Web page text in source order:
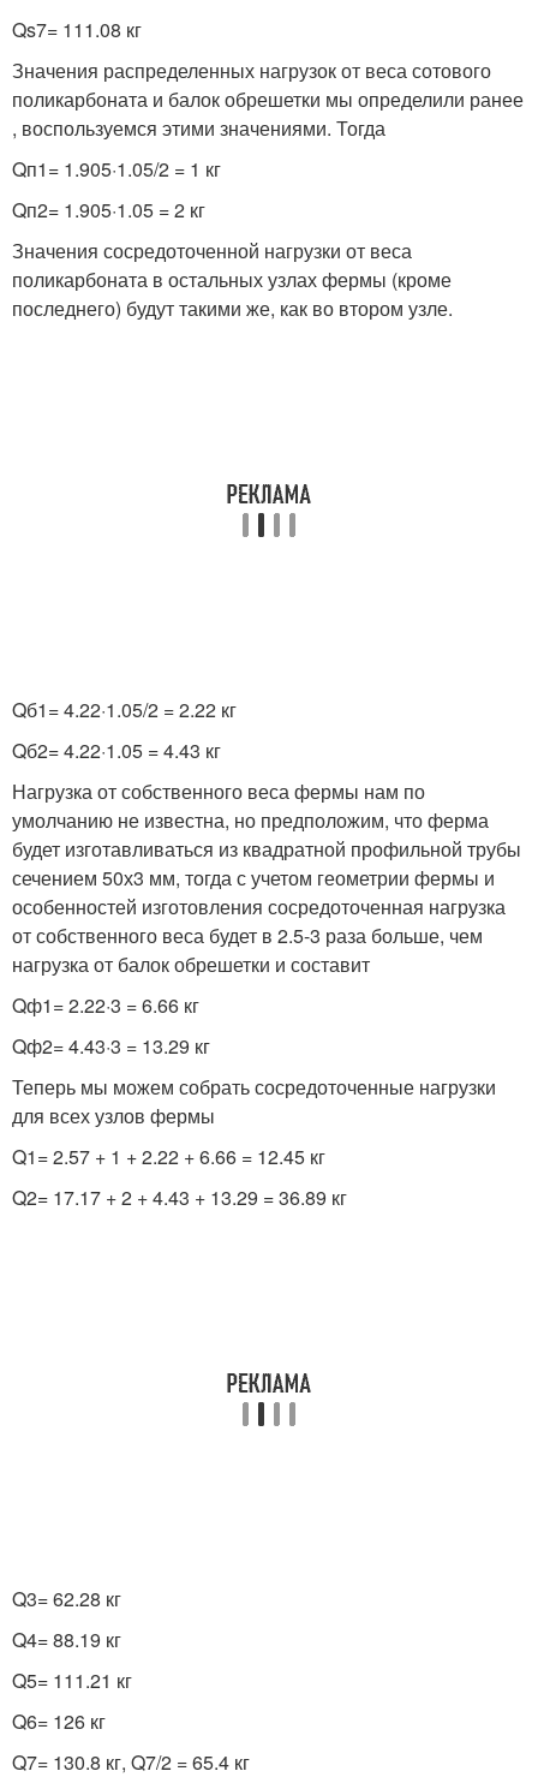
Qs7= 111.08 кг
Значения распределенных нагрузок от веса сотового
поликарбоната и балок обрешетки мы определили ранее
, воспользуемся этими значениями. Тогда
Qп1= 1.905·1.05/2 = 1 кг
Qп2= 1.905·1.05 = 2 кг
Значения сосредоточенной нагрузки от веса
поликарбоната в остальных узлах фермы (кроме
последнего) будут такими же, как во втором узле.
Qб1= 4.22·1.05/2 = 2.22 кг
Qб2= 4.22·1.05 = 4.43 кг
Нагрузка от собственного веса фермы нам по
умолчанию не известна, но предположим, что ферма
будет изготавливаться из квадратной профильной трубы
сечением 50х3 мм, тогда с учетом геометрии фермы и
особенностей изготовления сосредоточенная нагрузка
от собственного веса будет в 2.5-3 раза больше, чем
нагрузка от балок обрешетки и составит
Qф1= 2.22·3 = 6.66 кг
Qф2= 4.43·3 = 13.29 кг
Теперь мы можем собрать сосредоточенные нагрузки
для всех узлов фермы
Q1= 2.57 + 1 + 2.22 + 6.66 = 12.45 кг
Q2= 17.17 + 2 + 4.43 + 13.29 = 36.89 кг
Q3= 62.28 кг
Q4= 88.19 кг
Q5= 111.21 кг
Q6= 126 кг
Q7= 130.8 кг, Q7/2 = 65.4 кг